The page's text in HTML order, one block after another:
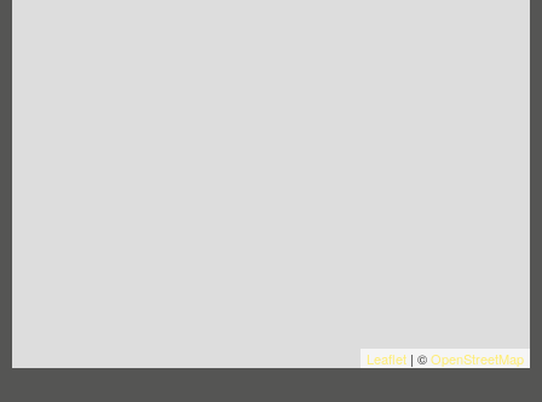
Leaflet | ©OpenStreetMap